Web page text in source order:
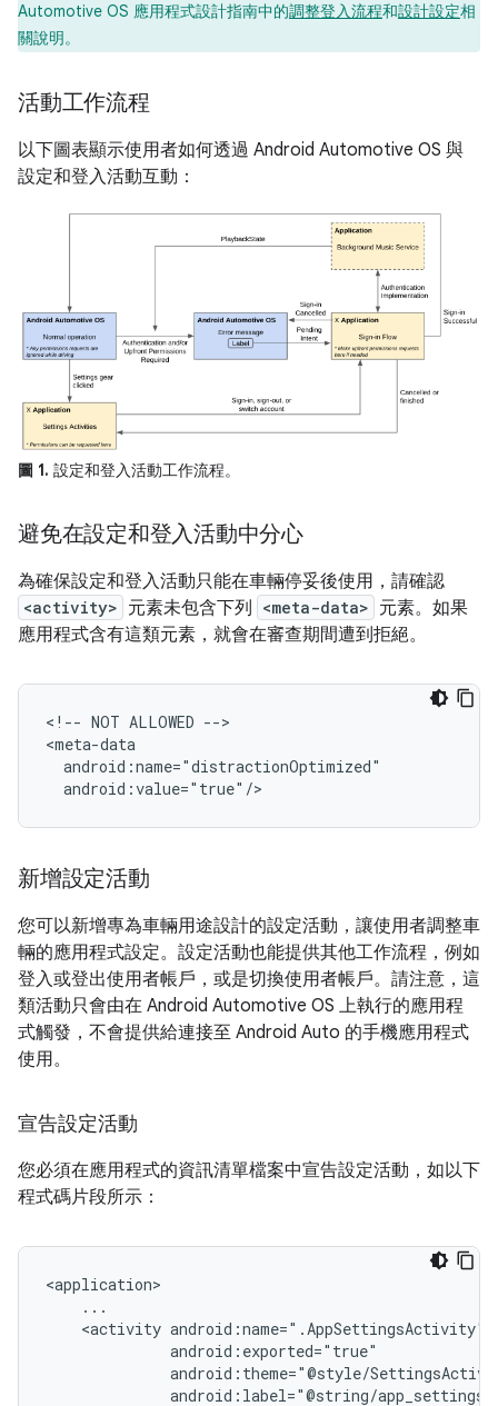
Automotive OS 應用程式設計指南中的調整登入流程和設計設定相
關說明。
活動工作流程
以下圖表顯示使用者如何透過 Android Automotive OS 與
設定和登入活動互動：
圖 1. 設定和登入活動工作流程。
避免在設定和登入活動中分心
為確保設定和登入活動只能在車輛停妥後使用，請確認
<activity> 元素未包含下列 <meta-data> 元素。如果
應用程式含有這類元素，就會在審查期間遭到拒絕。
<!-- NOT ALLOWED -->
新增設定活動
您可以新增專為車輛用途設計的設定活動，讓使用者調整車
輛的應用程式設定。設定活動也能提供其他工作流程，例如
登入或登出使用者帳戶，或是切換使用者帳戶。請注意，這
類活動只會由在 Android Automotive OS 上執行的應用程
式觸發，不會提供給連接至 Android Auto 的手機應用程式
使用。
宣告設定活動
您必須在應用程式的資訊清單檔案中宣告設定活動，如以下
程式碼片段所示：
<activity